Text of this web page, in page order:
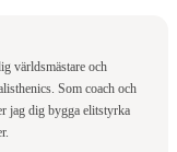
världsmästare och
Som coach och
jag dig bygga elitstyrka